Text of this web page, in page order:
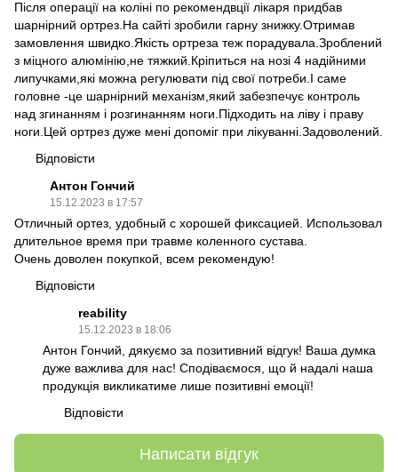
Після операції на коліні по рекомендвції лікаря придбав
шарнірний ортрез.На сайті зробили гарну знижку.Отримав
замовлення швидко.Якість ортреза теж порадувала.Зроблений
з міцного алюмінію,не тяжкий.Кріпиться на нозі 4 надійними
липучками,які можна регулювати під свої потреби.І саме
головне -це шарнірний механізм,який забезпечує контроль
над згинанням і розгинанням ноги.Підходить на ліву і праву
ноги.Цей ортрез дуже мені допоміг при лікуванні.Задоволений.
Відповісти
Антон Гончий
15.12.2023 в 17:57
Отличный ортез, удобный с хорошей фиксацией. Использовал
длительное время при травме коленного сустава.
Очень доволен покупкой, всем рекомендую!
Відповісти
reability
15.12.2023 в 18:06
Антон Гончий, дякуємо за позитивний відгук! Ваша думка
дуже важлива для нас! Сподіваємося, що й надалі наша
продукція викликатиме лише позитивні емоції!
Відповісти
Написати відгук